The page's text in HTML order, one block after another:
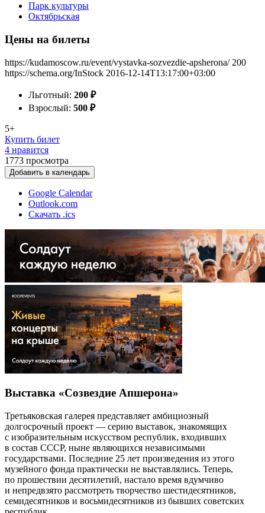
Парк культуры
Октябрьская
Цены на билеты
https://kudamoscow.ru/event/vystavka-sozvezdie-apsherona/ 200
https://schema.org/InStock 2016-12-14T13:17:00+03:00
Льготный: 200 ₽
Взрослый: 500 ₽
5+
Купить билет
4 нравится
1773 просмотра
Добавить в календарь
Google Calendar
Outlook.com
Скачать .ics
Выставка «Созвездие Апшерона»
Третьяковская галерея представляет амбициозный
долгосрочный проект — серию выставок, знакомящих
с изобразительным искусством республик, входивших
в состав СССР, ныне являющихся независимыми
государствами. Последние 25 лет произведения из этого
музейного фонда практически не выставлялись. Теперь,
по прошествии десятилетий, настало время вдумчиво
и непредвзято рассмотреть творчество шестидесятников,
семидесятников и восьмидесятников из бывших советских